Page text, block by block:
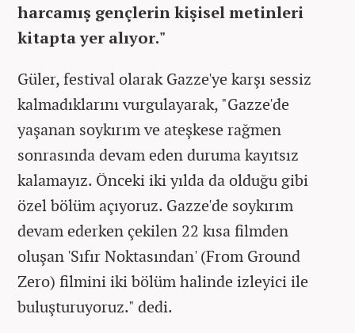
harcamış gençlerin kişisel metinleri
kitapta yer alıyor."
Güler, festival olarak Gazze'ye karşı sessiz
kalmadıklarını vurgulayarak, "Gazze'de
yaşanan soykırım ve ateşkese rağmen
sonrasında devam eden duruma kayıtsız
kalamayız. Önceki iki yılda da olduğu gibi
özel bölüm açıyoruz. Gazze'de soykırım
devam ederken çekilen 22 kısa filmden
oluşan 'Sıfır Noktasından' (From Ground
Zero) filmini iki bölüm halinde izleyici ile
buluşturuyoruz." dedi.